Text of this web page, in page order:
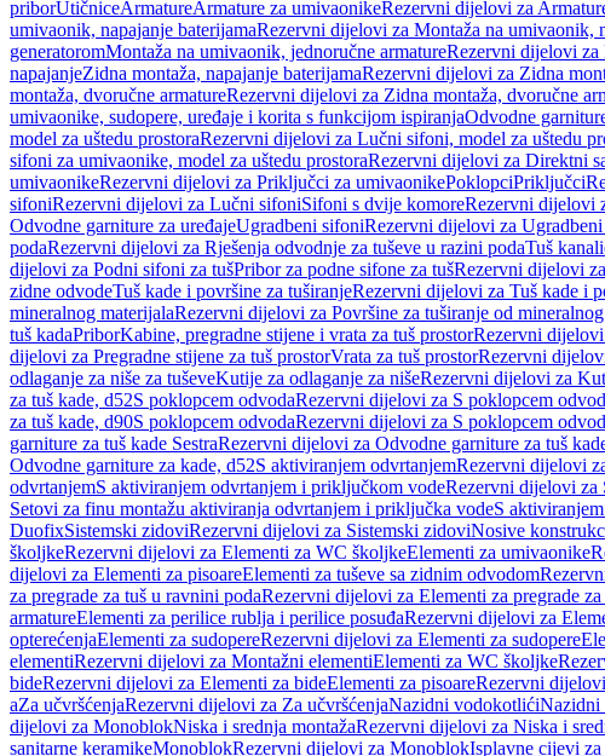
priborUtičniceArmatureArmature za umivaonikeRezervni dijelovi za
umivaonik, napajanje baterijamaRezervni dijelovi za Montaža na umivaonik,
generatoromMontaža na umivaonik, jednoručne armatureRezervni dijelovi za
napajanjeZidna montaža, napajanje baterijamaRezervni dijelovi za Zidna
montaža, dvoručne armatureRezervni dijelovi za Zidna montaža, dvoručne
umivaonike, sudopere, uređaje i korita s funkcijom ispiranjaOdvodne
model za uštedu prostoraRezervni dijelovi za Lučni sifoni, model za uštedu
sifoni za umivaonike, model za uštedu prostoraRezervni dijelovi za Direktni
umivaonikeRezervni dijelovi za Priključci za umivaonikePoklopciPriključci
sifoniRezervni dijelovi za Lučni sifoniSifoni s dvije komoreRezervni dijelovi
Odvodne garniture za uređajeUgradbeni sifoniRezervni dijelovi za
podaRezervni dijelovi za Rješenja odvodnje za tuševe u razini podaTuš
dijelovi za Podni sifoni za tušPribor za podne sifone za tušRezervni dijelovi
zidne odvodeTuš kade i površine za tuširanjeRezervni dijelovi za Tuš kade i
mineralnog materijalaRezervni dijelovi za Površine za tuširanje od
tuš kadaPriborKabine, pregradne stijene i vrata za tuš prostorRezervni dijelovi
dijelovi za Pregradne stijene za tuš prostorVrata za tuš prostorRezervni
odlaganje za niše za tuševeKutije za odlaganje za nišeRezervni dijelovi za
za tuš kade, d52S poklopcem odvodaRezervni dijelovi za S poklopcem
za tuš kade, d90S poklopcem odvodaRezervni dijelovi za S poklopcem
garniture za tuš kade SestraRezervni dijelovi za Odvodne garniture za tuš
Odvodne garniture za kade, d52S aktiviranjem odvrtanjemRezervni dijelovi
odvrtanjemS aktiviranjem odvrtanjem i priključkom vodeRezervni dijelovi za
Setovi za finu montažu aktiviranja odvrtanjem i priključka vodeS
DuofixSistemski zidoviRezervni dijelovi za Sistemski zidoviNosive
školjkeRezervni dijelovi za Elementi za WC školjkeElementi za umivaonike
dijelovi za Elementi za pisoareElementi za tuševe sa zidnim odvodom
za pregrade za tuš u ravnini podaRezervni dijelovi za Elementi za pregrade
armatureElementi za perilice rublja i perilice posuđaRezervni dijelovi za
opterećenjaElementi za sudopereRezervni dijelovi za Elementi za sudopere
elementiRezervni dijelovi za Montažni elementiElementi za WC školjke
bideRezervni dijelovi za Elementi za bideElementi za pisoareRezervni
aZa učvršćenjaRezervni dijelovi za Za učvršćenjaNazidni vodokotlićiNazidni
dijelovi za MonoblokNiska i srednja montažaRezervni dijelovi za Niska i
sanitarne keramikeMonoblokRezervni dijelovi za MonoblokIsplavne cijevi